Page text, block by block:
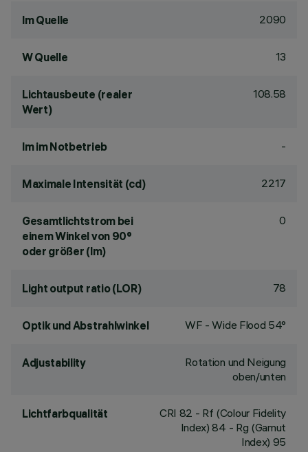
lm Quelle 2090
W Quelle 13
Lichtausbeute (realer
Wert)
108.58
lm im Notbetrieb -
Maximale Intensität (cd) 2217
Gesamtlichtstrom bei
einem Winkel von 90°
oder größer (lm)
0
Light output ratio (LOR) 78
Optik und Abstrahlwinkel WF - Wide Flood 54°
Adjustability
Rotation und Neigung
oben/unten
Lichtfarbqualität CRI 82 - Rf (Colour Fidelity
Index) 84 - Rg (Gamut
Index) 95